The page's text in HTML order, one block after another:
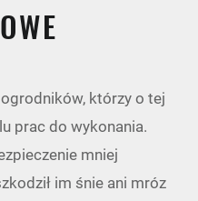
którzy o tej
prac do wykonania.
mniej
im śnie ani mróz